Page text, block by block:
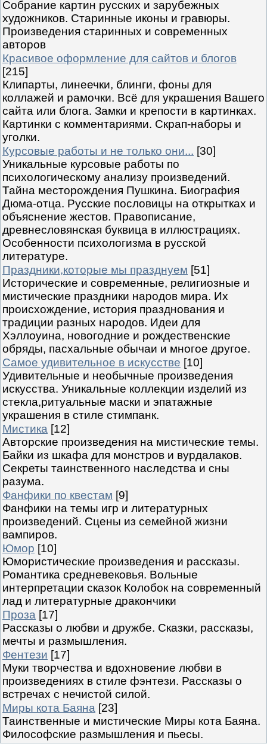
Собрание картин русских и зарубежных
художников. Старинные иконы и гравюры.
Произведения старинных и современных
авторов
Красивое оформление для сайтов и блогов
[215]
Клипарты, линеечки, блинги, фоны для
коллажей и рамочки. Всё для украшения Вашего
сайта или блога. Замки и крепости в картинках.
Картинки с комментариями. Скрап-наборы и
уголки.
Курсовые работы и не только они... [30]
Уникальные курсовые работы по
психологическому анализу произведений.
Тайна месторождения Пушкина. Биография
Дюма-отца. Русские пословицы на открытках и
объяснение жестов. Правописание,
древнесловянская буквица в иллюстрациях.
Особенности психологизма в русской
литературе.
Праздники,которые мы празднуем [51]
Исторические и современные, религиозные и
мистические праздники народов мира. Их
происхождение, история празднования и
традиции разных народов. Идеи для
Хэллоуина, новогодние и рождественские
обряды, пасхальные обычаи и многое другое.
Самое удивительное в искусстве [10]
Удивительные и необычные произведения
искусства. Уникальные коллекции изделий из
стекла,ритуальные маски и эпатажные
украшения в стиле стимпанк.
Мистика [12]
Авторские произведения на мистические темы.
Байки из шкафа для монстров и вурдалаков.
Секреты таинственного наследства и сны
разума.
Фанфики по квестам [9]
Фанфики на темы игр и литературных
произведений. Сцены из семейной жизни
вампиров.
Юмор [10]
Юмористические произведения и рассказы.
Романтика средневековья. Вольные
интерпретации сказок Колобок на современный
лад и литературные дракончики
Проза [17]
Рассказы о любви и дружбе. Сказки, рассказы,
мечты и размышления.
Фентези [17]
Муки творчества и вдохновение любви в
произведениях в стиле фэнтези. Рассказы о
встречах с нечистой силой.
Миры кота Баяна [23]
Таинственные и мистические Миры кота Баяна.
Философские размышления и пьесы.